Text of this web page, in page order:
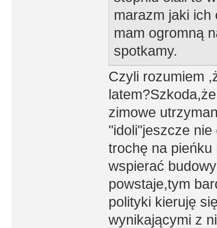
marazm jaki
mam ogromną
spotkamy.
Czyli rozumiem
zimowe
"idoli"jeszcze nie
trochę na pieńku
wspierać
powstaje,tym
polityki kieruję
wynikającymi z